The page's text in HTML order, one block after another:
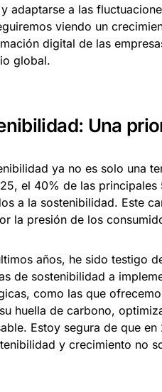
adaptarse a las
viendo un
digital de las
global.
Una
ya no es solo una
el 40% de las
a la sostenibilidad. Este
la presión de los
años, he sido testigo
de sostenibilidad a
como las que
huella de carbono,
Estoy segura de que
y crecimiento no